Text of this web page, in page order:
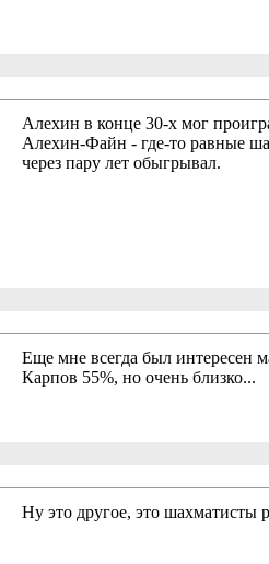
Алехин в конце 30-х мог
Алехин-Файн - где-то равные
через пару лет обыгрывал.
Еще мне всегда был интересен
Карпов 55%, но очень близко...
Ну это другое, это шахматисты